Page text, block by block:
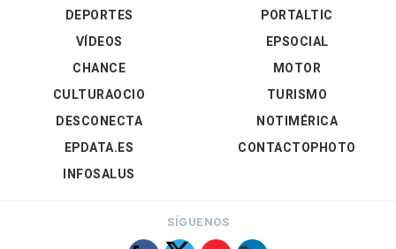
DEPORTES
VÍDEOS
PORTALTIC
EPSOCIAL
CHANCE
CULTURAOCIO
DESCONECTA
EPDATA.ES
INFOSALUS
MOTOR
TURISMO
NOTIMÉRICA
CONTACTOPHOTO
SÍGUENOS